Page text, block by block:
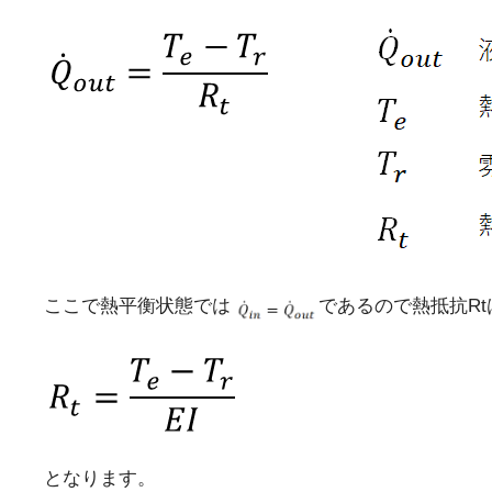
ここで熱平衡状態では であるので熱抵抗Rt
となります。